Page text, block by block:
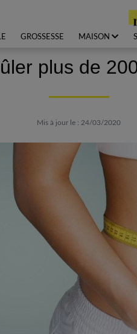
GROSSESSE MAISON
plus de
Mis à jour le : 24/03/2020